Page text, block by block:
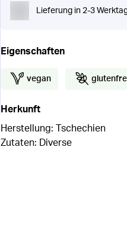
Lieferung in 2-3
Eigenschaften
vegan
Herkunft
Herstellung: Tschechien
Zutaten: Diverse